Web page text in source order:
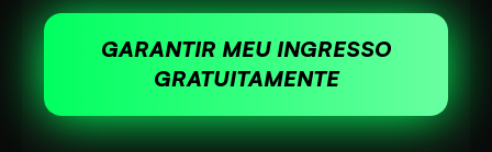
GARANTIR MEU INGRESSO
GRATUITAMENTE